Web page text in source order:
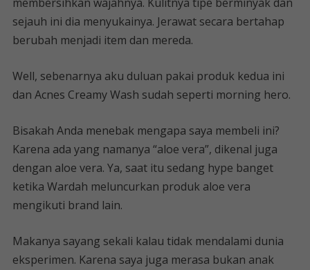
sejauh ini dia menyukainya. Jerawat secara bertahap
berubah menjadi item dan mereda.
Well, sebenarnya aku duluan pakai produk kedua ini
dan Acnes Creamy Wash sudah seperti morning hero.
Bisakah Anda menebak mengapa saya membeli ini?
Karena ada yang namanya “aloe vera”, dikenal juga
dengan aloe vera. Ya, saat itu sedang hype banget
ketika Wardah meluncurkan produk aloe vera
mengikuti brand lain.
Makanya sayang sekali kalau tidak mendalami dunia
eksperimen. Karena saya juga merasa bukan anak